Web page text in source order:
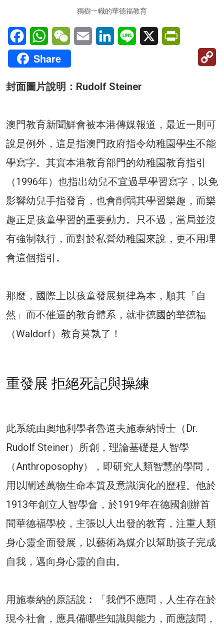
獨樹一幟的華德福教育
FacebookWhatsAppWeChatEmail LinkedInLine X
Share
封面圖片說明：Rudolf Steiner
澳門教育新聞鮮會被本港傳媒報道，最近一則可
說是例外，這是指澳門政府指令幼稚園學生不能
學寫字。其實本港教育部門的幼稚園教育指引
（1996年）也指出幼兒不宜過早學習寫字，以免
影響幼兒手指發育，也會削弱其學習樂趣，而樂
趣正是孩童學習的重要動力。只不過，當局並沒
有強制執行，而對於私營幼稚園來說，更不用理
會這個指引。
那麼，國際上以孩童發展規律為本，順其「自
然」而不催逼的教育體系，就非德國的華德福
（Waldorf）教育莫孰了！
重發展 拒絕死記與操練
此系統由奧地利學者魯道夫施泰納博士（Dr.
Rudolf Steiner）所創，理論基礎是人智學
（Anthroposophy），即研究人類智慧的學問，
用以闡述萬物生命本質及意識演化的歷程。他於
1913年創立人智學會，於1919年在德國創辦首
間華德福學校，主張以人出發的教育，注重人類
身心靈全面發展，以藝術為媒介以幫助孩子完成
自我，邁向身心靈的自由。
用施泰納的原話說︰「我們不應問，人生存在於
現今社會，應具備哪些知識與能力，而應該問，